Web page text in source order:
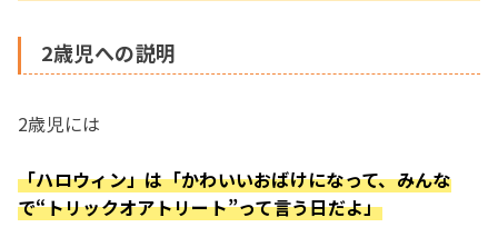
2歳児への説明
2歳児には
「ハロウィン」は「かわいいおばけになって、みんな
で“トリックオアトリート”って言う日だよ」